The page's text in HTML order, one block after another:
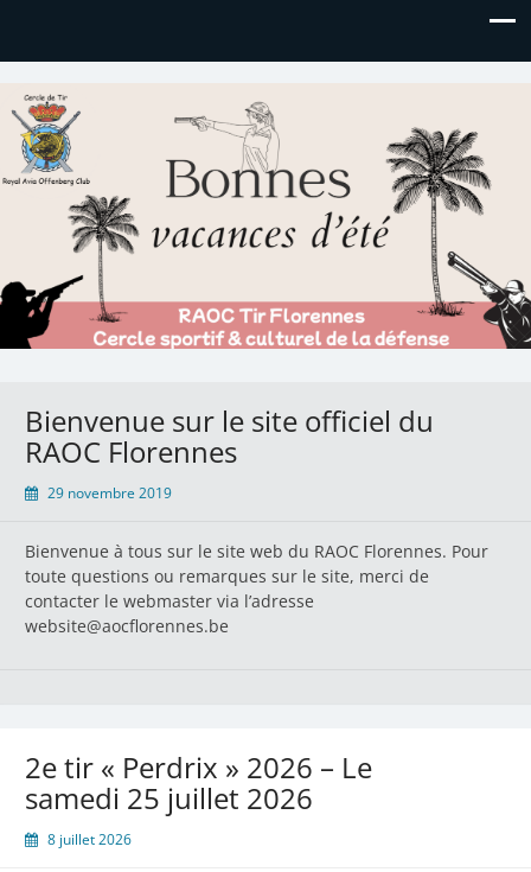
Royal AOC Florennes
Section TIR de l'AVIA
Bienvenue sur le site officiel du
RAOC Florennes
29 novembre 2019
Bienvenue à tous sur le site web du RAOC Florennes. Pour
toute questions ou remarques sur le site, merci de
contacter le webmaster via l’adresse
website@aocflorennes.be
2e tir « Perdrix » 2026 – Le
samedi 25 juillet 2026
8 juillet 2026